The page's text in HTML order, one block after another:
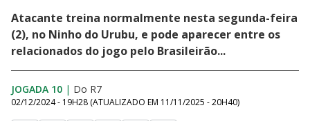
Atacante treina normalmente nesta segunda-feira
(2), no Ninho do Urubu, e pode aparecer entre os
relacionados do jogo pelo Brasileirão...
JOGADA 10 | Do R7
02/12/2024 - 19H28 (ATUALIZADO EM 11/11/2025 - 20H40)